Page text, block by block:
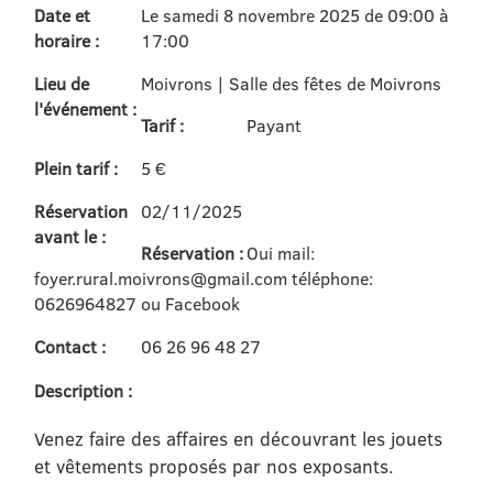
Date et
horaire :
Le samedi 8 novembre 2025 de 09:00 à
17:00
Lieu de
l'événement :
Moivrons | Salle des fêtes de Moivrons
Tarif :
Payant
Plein tarif :
5 €
Réservation
avant le :
02/11/2025
Réservation : Oui mail:
foyer.rural.moivrons@gmail.com téléphone:
0626964827 ou Facebook
Contact :
06 26 96 48 27
Description :
Venez faire des affaires en découvrant les jouets
et vêtements proposés par nos exposants.